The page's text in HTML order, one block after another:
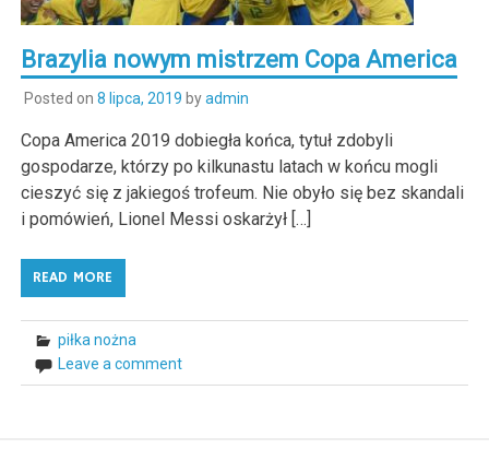
Brazylia nowym mistrzem Copa America
Posted on 8 lipca, 2019 byadmin
Copa America 2019 dobiegła końca, tytuł zdobyli
gospodarze, którzy po kilkunastu latach w końcu mogli
cieszyć się z jakiegoś trofeum. Nie obyło się bez skandali
i pomówień, Lionel Messi oskarżył […]
READ MORE
piłka nożna
Leave a comment